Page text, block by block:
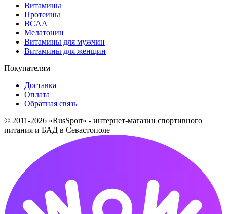
Витамины
Протеины
BCAA
Мелатонин
Витамины для мужчин
Витамины для женщин
Покупателям
Доставка
Оплата
Обратная связь
© 2011-2026 «RusSport» - интернет-магазин спортивного
питания и БАД в Севастополе